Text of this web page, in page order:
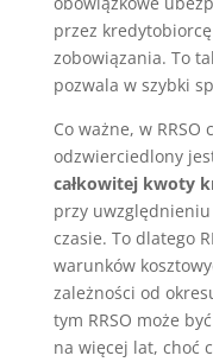
przez
zobowiązania. To
pozwala w szybki
Co ważne, w RRSO
odzwierciedlony
całkowitej kwoty
przy
czasie. To dlatego
warunków
zależności od
tym RRSO może
na więcej lat, choć